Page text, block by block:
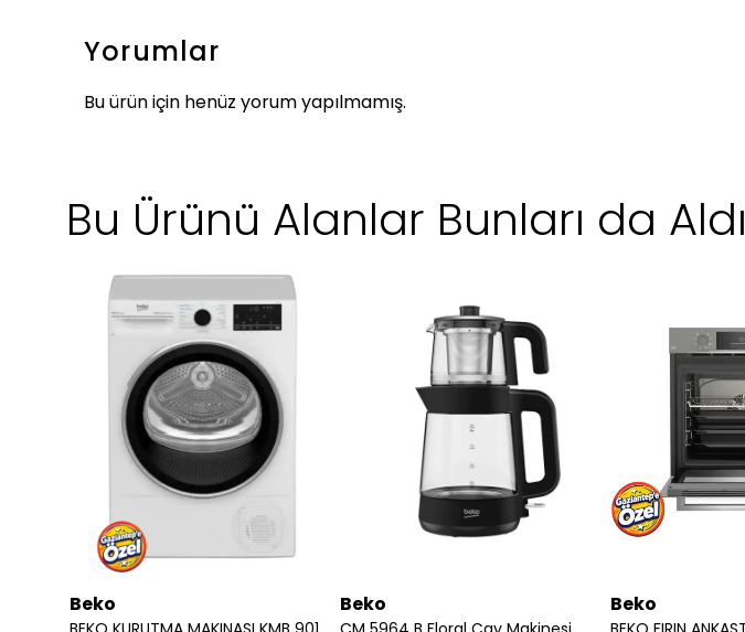
Yorumlar
Bu ürün için henüz yorum yapılmamış.
Bu Ürünü Alanlar Bunları da Aldı
Beko Beko Beko